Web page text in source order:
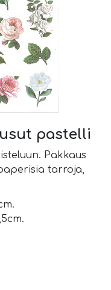
pastelli
Pakkaus
tarroja,